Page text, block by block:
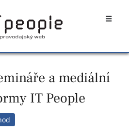
Open
a mediální
IT People